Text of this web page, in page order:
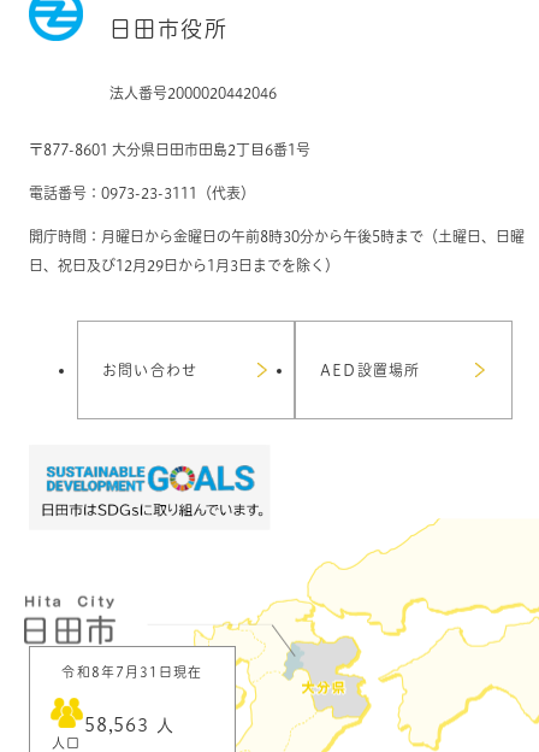
日田市役所
法人番号2000020442046
〒877-8601 大分県日田市田島2丁目6番1号
電話番号：0973-23-3111（代表）
開庁時間：月曜日から金曜日の午前8時30分から午後5時まで（土曜日、日曜
日、祝日及び12月29日から1月3日までを除く）
お問い合わせ AED設置場所
令和8年7月31日現在
人口
58,563 人